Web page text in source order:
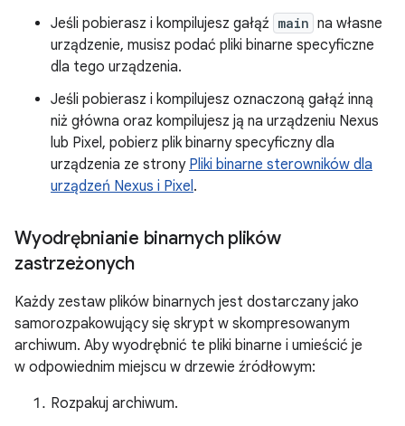
Jeśli pobierasz i kompilujesz gałąź main na własne
urządzenie, musisz podać pliki binarne specyficzne
dla tego urządzenia.
Jeśli pobierasz i kompilujesz oznaczoną gałąź inną
niż główna oraz kompilujesz ją na urządzeniu Nexus
lub Pixel, pobierz plik binarny specyficzny dla
urządzenia ze strony Pliki binarne sterowników dla
urządzeń Nexus i Pixel.
Wyodrębnianie binarnych plików
zastrzeżonych
Każdy zestaw plików binarnych jest dostarczany jako
samorozpakowujący się skrypt w skompresowanym
archiwum. Aby wyodrębnić te pliki binarne i umieścić je
w odpowiednim miejscu w drzewie źródłowym:
Rozpakuj archiwum.